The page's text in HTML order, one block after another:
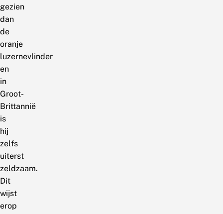
gezien
dan
de
oranje
luzernevlinder
en
in
Groot-
Brittannië
is
hij
zelfs
uiterst
zeldzaam.
Dit
wijst
erop